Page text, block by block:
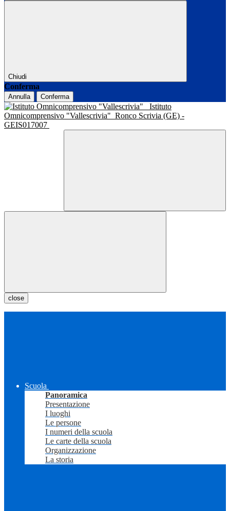
Chiudi
Conferma
Annulla Conferma
Istituto
Omnicomprensivo "Vallescrivia" Ronco Scrivia (GE) -
GEIS017007
close
Scuola
Panoramica
Presentazione
I luoghi
Le persone
I numeri della scuola
Le carte della scuola
Organizzazione
La storia